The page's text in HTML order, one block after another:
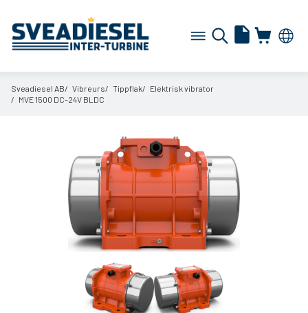
Sveadiesel AB Vibreurs Tippflak
Elektrisk vibrator
MVE 1500 DC-24V BLDC